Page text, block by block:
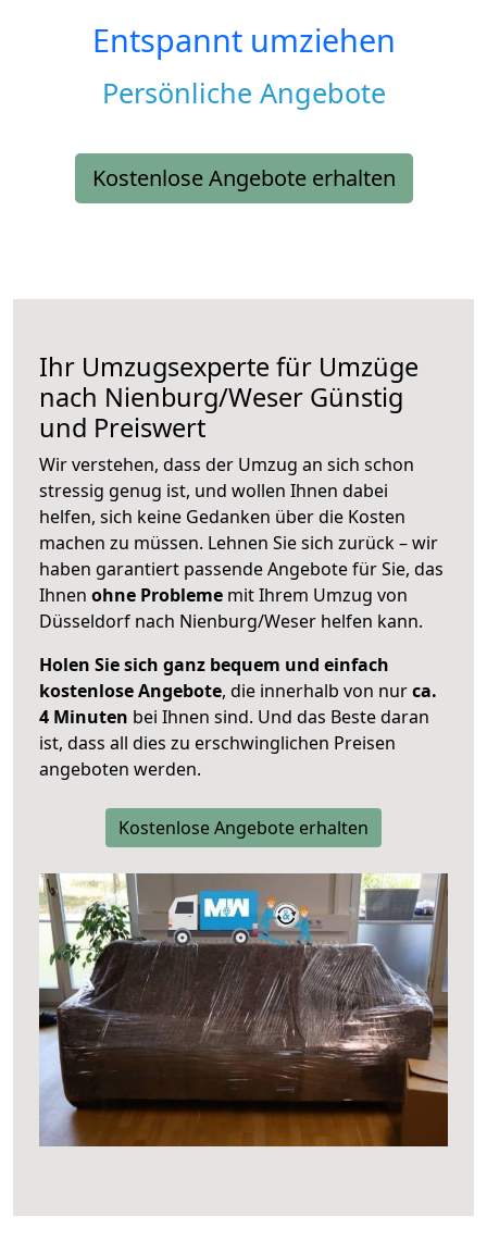
Entspannt umziehen
Persönliche Angebote
Kostenlose Angebote erhalten
Ihr Umzugsexperte für Umzüge
nach Nienburg/Weser Günstig
und Preiswert
Wir verstehen, dass der Umzug an sich schon
stressig genug ist, und wollen Ihnen dabei
helfen, sich keine Gedanken über die Kosten
machen zu müssen. Lehnen Sie sich zurück – wir
haben garantiert passende Angebote für Sie, das
Ihnen ohne Probleme mit Ihrem Umzug von
Düsseldorf nach Nienburg/Weser helfen kann.
Holen Sie sich ganz bequem und einfach
kostenlose Angebote, die innerhalb von nurca.
4 Minuten bei Ihnen sind. Und das Beste daran
ist, dass all dies zu erschwinglichen Preisen
angeboten werden.
Kostenlose Angebote erhalten